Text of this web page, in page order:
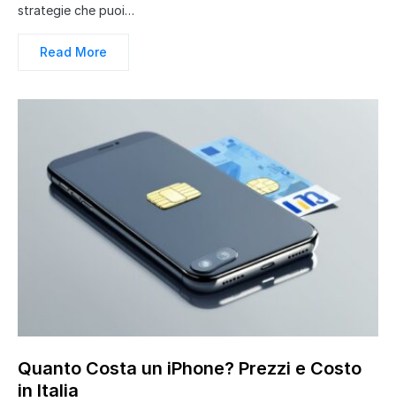
strategie che puoi…
Read More
Quanto Costa un iPhone? Prezzi e Costo
in Italia